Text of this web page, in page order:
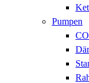
Pumpen